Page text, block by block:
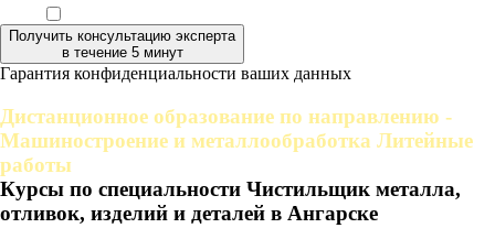
Получить консультацию эксперта
в течение 5 минут
Гарантия конфиденциальности ваших данных
Дистанционное образование по направлению -
Машиностроение и металлообработка Литейные
работы
Курсы по специальности Чистильщик металла,
отливок, изделий и деталей в Ангарске